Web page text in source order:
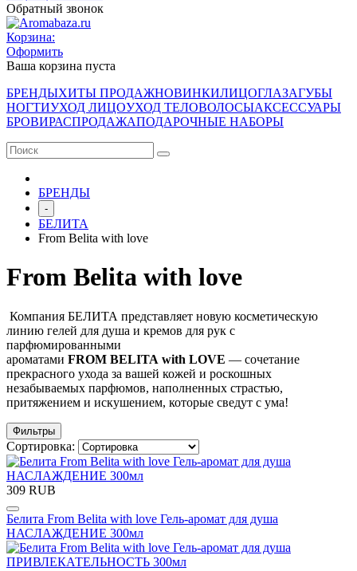
Обратный звонок
Корзина:
Оформить
Ваша корзина пуста
БРЕНДЫХИТЫ ПРОДАЖНОВИНКИЛИЦОГЛАЗАГУБЫ
НОГТИУХОД ЛИЦОУХОД ТЕЛОВОЛОСЫАКСЕССУАРЫ
БРОВИРАСПРОДАЖАПОДАРОЧНЫЕ НАБОРЫ
БРЕНДЫ
-
БЕЛИТА
From Belita with love
From Belita with love
Компания БЕЛИТА представляет новую косметическую
линию гелей для душа и кремов для рук c
парфюмированными
ароматами FROM BELITA with LOVE — сочетание
прекрасного ухода за вашей кожей и роскошных
незабываемых парфюмов, наполненных страстью,
притяжением и искушением, которые сведут с ума!
Фильтры
Сортировка:
309 RUB
Белита From Belita with love Гель-аромат для душа
НАСЛАЖДЕНИЕ 300мл